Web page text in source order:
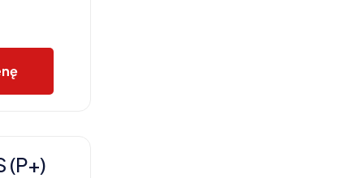
(P+)